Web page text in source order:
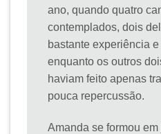
ano, quando quatro
contemplados, dois
bastante experiência
enquanto os outros
haviam feito apenas
pouca repercussão.
Amanda se formou